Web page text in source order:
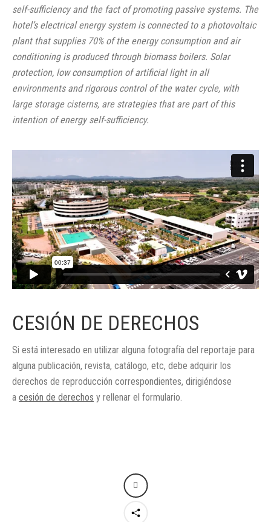
self-sufficiency and the fact of promoting passive systems. The
hotel’s electrical energy system is connected to a photovoltaic
plant that supplies 70% of the energy consumption and air
conditioning is produced through biomass boilers. Solar
protection, low consumption of artificial light in all
environments and rigorous control of the water cycle, with
large storage cisterns, are strategies that are part of this
intention of energy self-sufficiency.
CESIÓN DE DERECHOS
Si está interesado en utilizar alguna fotografía del reportaje para
alguna publicación, revista, catálogo, etc, debe adquirir los
derechos de reproducción correspondientes, dirigiéndose
a cesión de derechos y rellenar el formulario.